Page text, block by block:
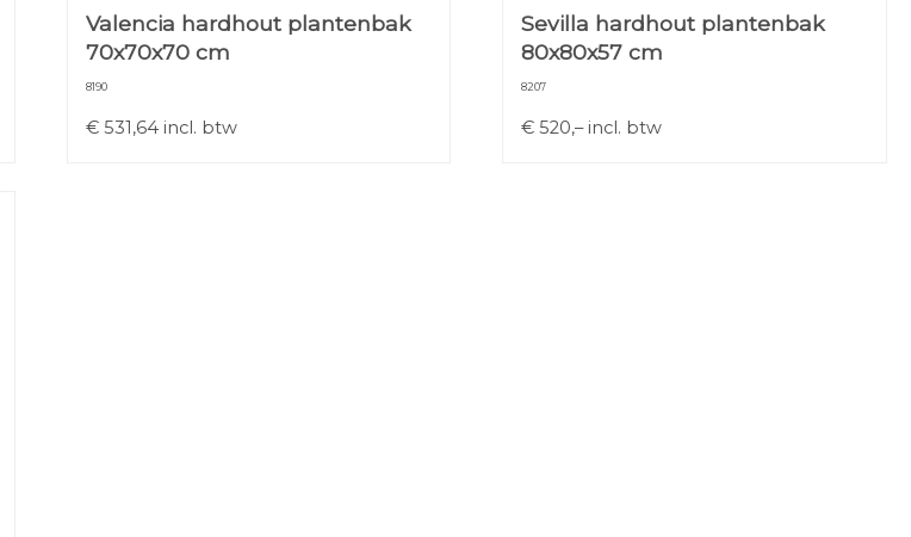
Valencia hardhout plantenbak
70x70x70 cm
8190
€ 531,64incl. btw
Sevilla hardhout plantenbak
80x80x57 cm
8207
€520,–incl. btw